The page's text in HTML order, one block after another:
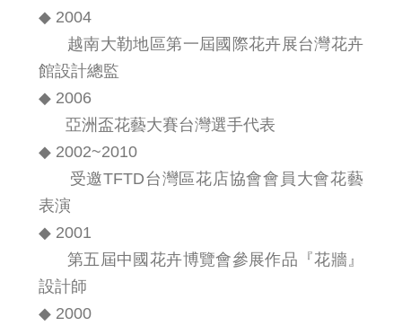
◆ 2004
越南大勒地區第一屆國際花卉展台灣花卉
館設計總監
◆ 2006
亞洲盃花藝大賽台灣選手代表
◆ 2002~2010
受邀TFTD台灣區花店協會會員大會花藝
表演
◆ 2001
第五屆中國花卉博覽會參展作品『花牆』
設計師
◆ 2000